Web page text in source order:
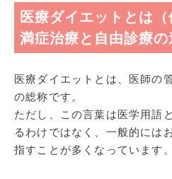
医療ダイエットとは
満症治療と自由診療の
医療ダイエットとは、医師の
の総称です。
ただし、この言葉は医学用語
るわけではなく、一般的には
指すことが多くなっています。